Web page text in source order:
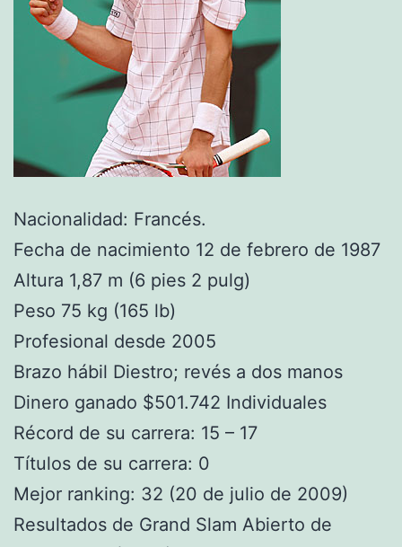
Nacionalidad: Francés.
Fecha de nacimiento 12 de febrero de 1987
Altura 1,87 m (6 pies 2 pulg)
Peso 75 kg (165 lb)
Profesional desde 2005
Brazo hábil Diestro; revés a dos manos
Dinero ganado $501.742 Individuales
Récord de su carrera: 15 – 17
Títulos de su carrera: 0
Mejor ranking: 32 (20 de julio de 2009)
Resultados de Grand Slam Abierto de